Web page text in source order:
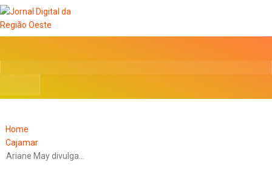
Home
Cajamar
Ariane May divulga…